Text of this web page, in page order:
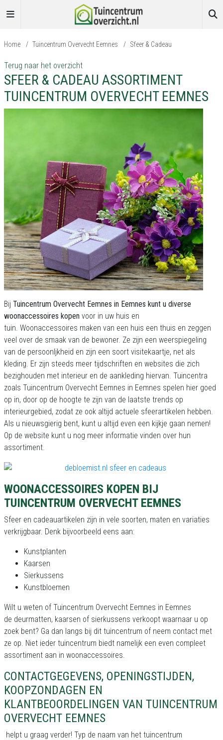
Home / Tuincentrum Overvecht Eemnes / Sfeer & Cadeau
Terug naar het overzicht
SFEER & CADEAU ASSORTIMENT
TUINCENTRUM OVERVECHT EEMNES
Bij Tuincentrum Overvecht Eemnes in Eemnes kunt u diverse
woonaccessoires kopen voor in uw huis en
tuin. Woonaccessoires maken van een huis een thuis en zeggen
veel over de smaak van de bewoner. Ze zijn een weerspiegeling
van de persoonljkheid en zijn een soort visitekaartje, net als
kleding. Er zijn steeds meer tijdschriften en websites die zich
bezighouden met interieur en de aankleding hiervan. Tuincentra
zoals Tuincentrum Overvecht Eemnes in Eemnes spelen hier goed
op in, door op de hoogte te zijn van de laatste trends op
interieurgebied, zodat ze ook altijd actuele sfeerartikelen hebben.
Als u nieuwsgierig bent, kunt u altijd even een kijkje gaan nemen!
Op de website kunt u nog meer informatie vinden over hun
assortiment.
WOONACCESSOIRES KOPEN BIJ
TUINCENTRUM OVERVECHT EEMNES
Sfeer en cadeauartikelen zijn in vele soorten, maten en variaties
verkrijgbaar. Denk bijvoorbeeld eens aan:
Kunstplanten
Kaarsen
Sierkussens
Kunstbloemen
Wilt u weten of Tuincentrum Overvecht Eemnes in Eemnes
de deurmatten, kaarsen of sierkussens verkoopt waarnaar u op
zoek bent? Ga dan langs bij dit tuincentrum of neem contact met
ze op. Niet ieder tuincentrum biedt namelijk een even compleet
assortiment aan in woonaccessoires.
CONTACTGEGEVENS, OPENINGSTIJDEN,
KOOPZONDAGEN EN
KLANTBEOORDELINGEN VAN TUINCENTRUM
OVERVECHT EEMNES
helpt u graag verder! Typ de naam van het tuincentrum